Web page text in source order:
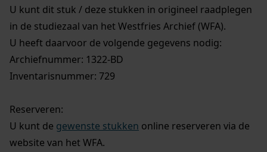
U kunt dit stuk / deze stukken in origineel raadplegen
in de studiezaal van het Westfries Archief (WFA).
U heeft daarvoor de volgende gegevens nodig:
Archiefnummer: 1322-BD
Inventarisnummer: 729
Reserveren:
U kunt de gewenste stukken online reserveren via de
website van het WFA.